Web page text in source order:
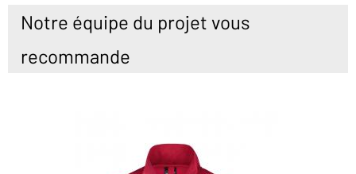
Notre équipe du projet vous
recommande